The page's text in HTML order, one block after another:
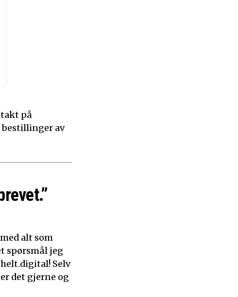
på
bestillinger av
alt som
spørsmål jeg
Selv
det gjerne og